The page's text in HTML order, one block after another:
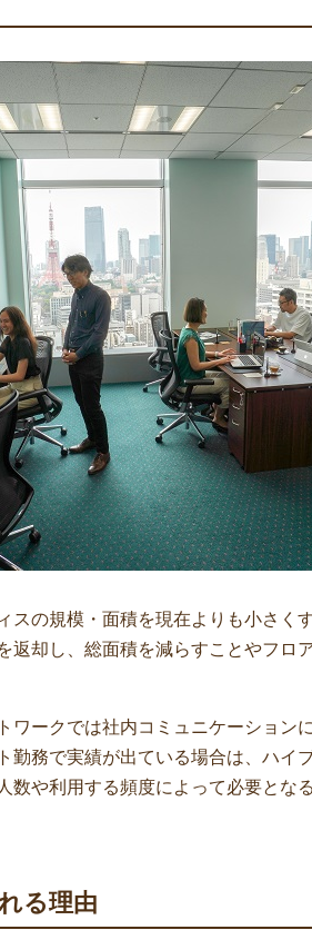
スの規模・面積を現在よりも小さく
返却し、総面積を減らすことやフロ
ワークでは社内コミュニケーション
勤務で実績が出ている場合は、ハイ
数や利用する頻度によって必要とな
る理由